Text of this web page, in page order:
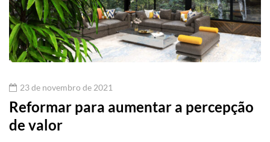
23 de novembro de 2021
Reformar para aumentar a percepção
de valor